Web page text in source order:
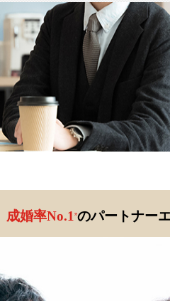
成婚率No.1 ※のパートナー